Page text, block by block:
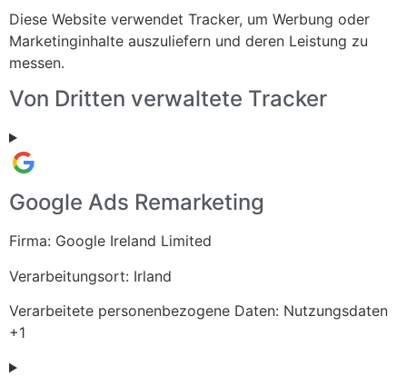
Diese Website verwendet Tracker, um Werbung oder
Marketinginhalte auszuliefern und deren Leistung zu
messen.
Von Dritten verwaltete Tracker
Google Ads Remarketing
Firma: Google Ireland Limited
Verarbeitungsort: Irland
Verarbeitete personenbezogene Daten: Nutzungsdaten
+1